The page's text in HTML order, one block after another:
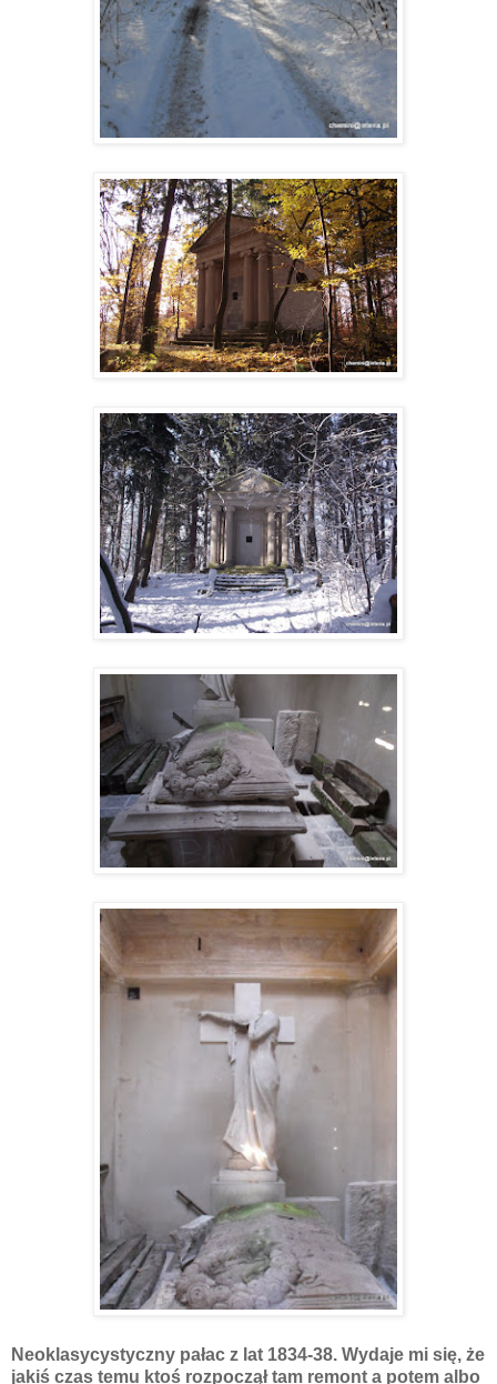
Neoklasycystyczny pałac z lat 1834-38. Wydaje mi się, że
jakiś czas temu ktoś rozpoczął tam remont a potem albo